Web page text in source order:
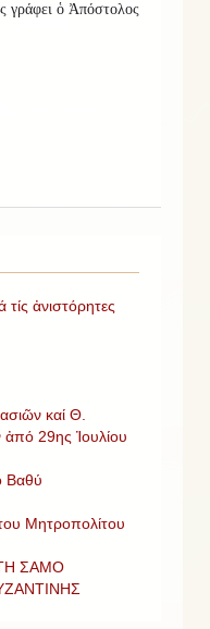
γράφει ὁ Ἀπόστολος
ἀνιστόρητες
καί Θ.
29ης Ἰουλίου
Βαθύ
Μητροπολίτου
ΣΑΜΟ